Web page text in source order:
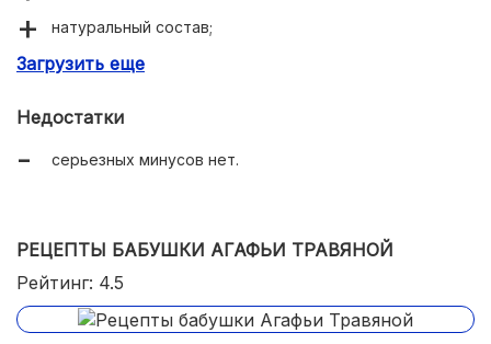
натуральный состав;
одобрен стоматологами;
Загрузить еще
Недостатки
серьезных минусов нет.
РЕЦЕПТЫ БАБУШКИ АГАФЬИ ТРАВЯНОЙ
Рейтинг: 4.5